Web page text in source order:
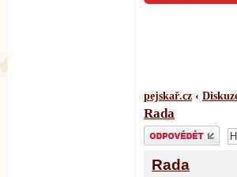
pejskař.cz ‹
Rada
Odeslat odpověď
Rada